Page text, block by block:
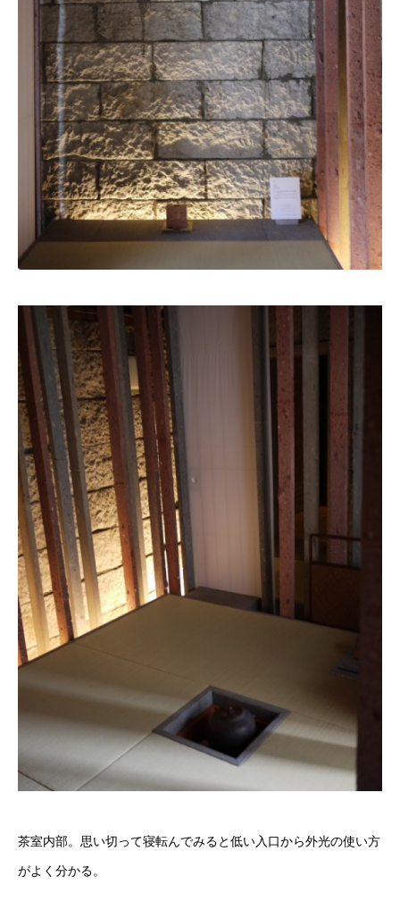
茶室内部。思い切って寝転んでみると低い入口から外光の使い方
がよく分かる。